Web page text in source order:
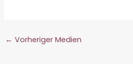
← Vorheriger Medien